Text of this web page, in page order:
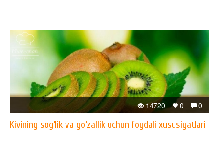
0
0
14720
Kivining sog‘lik va go‘zallik uchun foydali xususiyatlari